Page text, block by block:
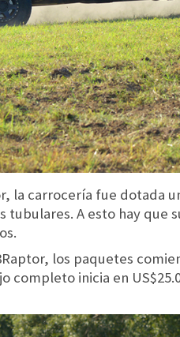
la carrocería fue dotada
A esto hay que
los paquetes
inicia en